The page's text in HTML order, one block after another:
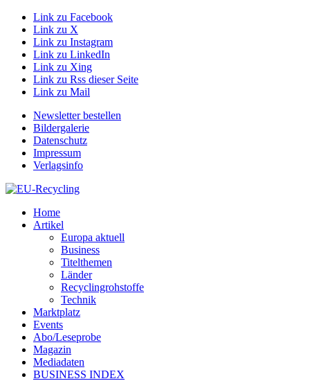
Link zu Facebook
Link zu X
Link zu Instagram
Link zu LinkedIn
Link zu Xing
Link zu Rss dieser Seite
Link zu Mail
Newsletter bestellen
Bildergalerie
Datenschutz
Impressum
Verlagsinfo
Home
Artikel
Europa aktuell
Business
Titelthemen
Länder
Recyclingrohstoffe
Technik
Marktplatz
Events
Abo/Leseprobe
Magazin
Mediadaten
BUSINESS INDEX